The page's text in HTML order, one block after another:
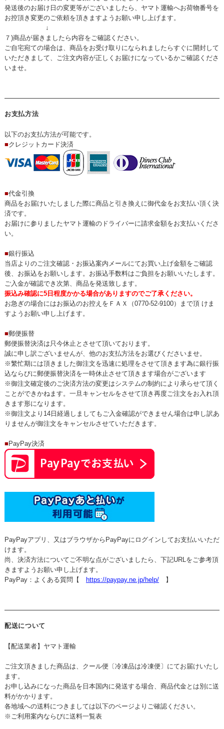
発送後のお届け日の変更等がございましたら、ヤマト運輸へお荷物番号を
お控頂き変更のご依頼を頂きますようお願い申し上げます。
↓
７)商品が届きましたら内容をご確認ください。
ご自宅宛ての場合は、商品をお受け取りになられましたらすぐに開封して
いただきまして、ご注文内容が正しくお届けになっているかご確認くださ
いませ。
お支払方法
以下のお支払方法が可能です。
■クレジットカード決済
■代金引換
商品をお届けいたしました際に商品と引き換えに御代金をお支払い頂く決
済です。
お届けに参りましたヤマト運輸のドライバーに請求金額をお支払いくださ
い。
■銀行振込
当店よりのご注文確認・お振込案内メールにてお買い上げ金額をご確認
後、お振込をお願いします。お振込手数料はご負担をお願いいたします。
ご入金が確認でき次第、商品を発送致します。
振込み確認に5日程度かかる場合がありますのでご了承ください。
お急ぎの場合にはお振込のお控えをＦＡＸ（0770-52-9100）まで頂 けま
すようお願い申し上げます。
■郵便振替
郵便振替決済は只今休止とさせて頂いております。
誠に申し訳ございませんが、他のお支払方法をお選びくださいませ。
※繁忙期には頂きました御注文を迅速に処理をさせて頂きます為に銀行振
込ならびに郵便振替決済を一時休止させて頂きます場合がございます
※御注文確定後のご決済方法の変更はシステムの制約により承らせて頂く
ことができかねます。一旦キャンセルをさせて頂き再度ご注文をお入れ頂
きます形になります。
※御注文より14日経過しましてもご入金確認ができません場合は申し訳あ
りませんが御注文をキャンセルさせていただきます。
■ PayPay決済
PayPayアプリ、又はブラウザからPayPayにログインしてお支払いいただ
けます。
尚、決済方法についてご不明な点がございましたら、下記URLをご参考頂
きますようお願い申し上げます。
PayPay：よくある質問【
https://paypay.ne.jp/help/】
配送について
【配送業者】ヤマト運輸
ご注文頂きました商品は、クール便〔冷凍品は冷凍便〕にてお届けいたし
ます。
お申し込みになった商品を日本国内に発送する場合、商品代金とは別に送
料がかかります。
各地域への送料につきましては以下のページよりご確認ください。
※ご利用案内ならびに送料一覧表